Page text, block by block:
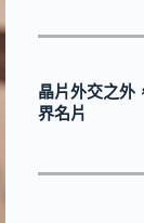
晶片外交之外
界名片